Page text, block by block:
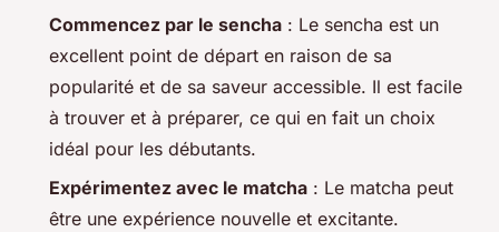
Commencez par le sencha : Le sencha est un
excellent point de départ en raison de sa
popularité et de sa saveur accessible. Il est facile
à trouver et à préparer, ce qui en fait un choix
idéal pour les débutants.
Expérimentez avec le matcha : Le matcha peut
être une expérience nouvelle et excitante.